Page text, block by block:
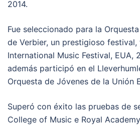
2014.
Fue seleccionado para la
de Verbier, un prestigioso
International Music Festival, EUA,
además participó en el
Orquesta de Jóvenes de la Unión
Superó con éxito las pruebas de
College of Music e Royal